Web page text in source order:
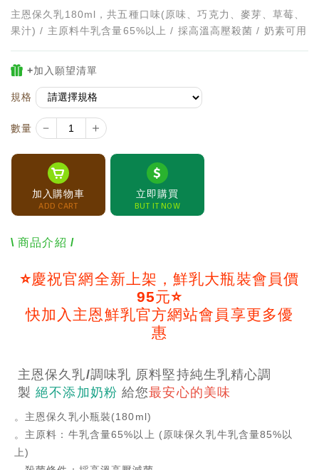
主恩保久乳180ml，共五種口味(原味、巧克力、麥芽、草莓、
果汁) / 主原料牛乳含量65%以上 / 採高溫高壓殺菌 / 奶素可用
+加入願望清單
規格
數量 － ＋
加入購物車
ADD CART
立即購買
BUT IT NOW
\ 商品介紹 /
⭐慶祝官網全新上架，鮮乳大瓶裝會員價
95元⭐
快加入主恩鮮乳官方網站會員享更多優
惠
主恩保久乳/調味乳 原料堅持純生乳精心調
製絕不添加奶粉 給您最安心的美味
。主恩保久乳小瓶裝(180ml)
。主原料：牛乳含量65%以上 (原味保久乳牛乳含量85%以
上)